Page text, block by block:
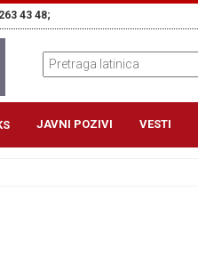
43 48;
JAVNI POZIVI VESTI